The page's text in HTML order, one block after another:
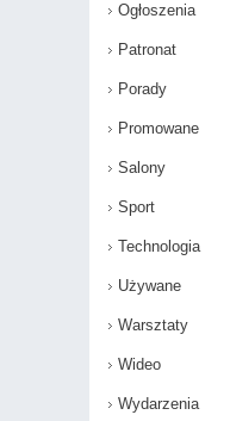
Ogłoszenia
Patronat
Porady
Promowane
Salony
Sport
Technologia
Używane
Warsztaty
Wideo
Wydarzenia